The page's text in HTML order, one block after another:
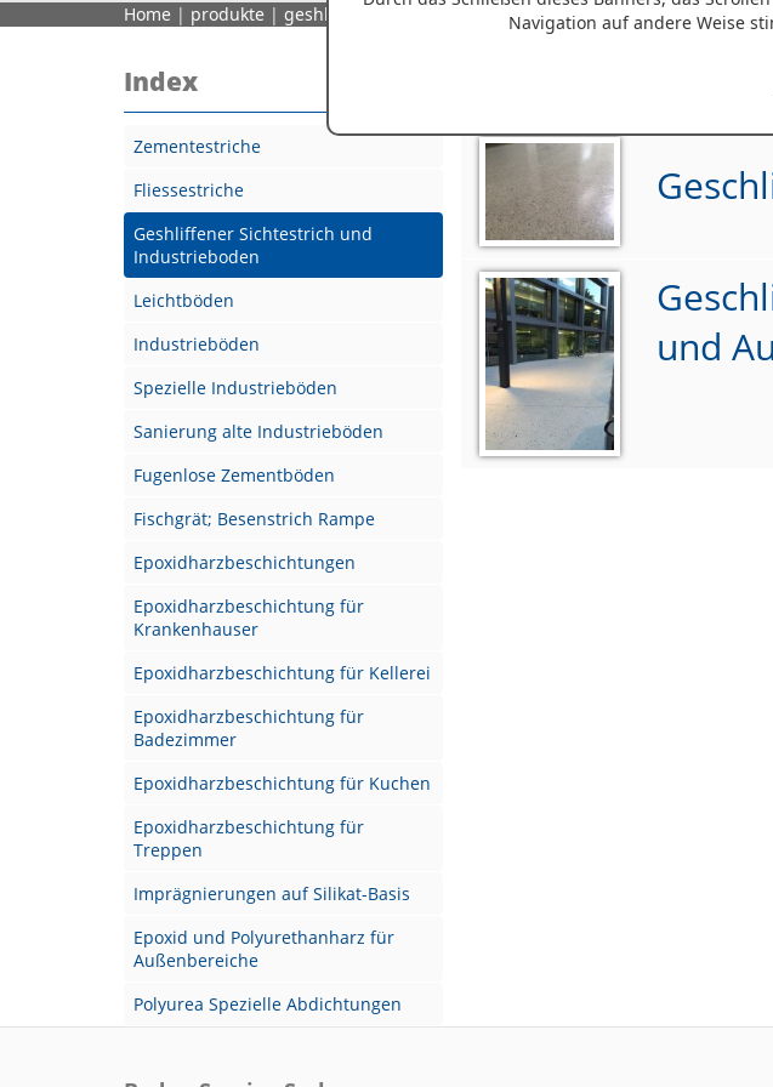
Navigation auf andere Weise
Home | produkte | geshliffener sichtestrich und industrieboden
Index
Zementestriche
Fliessestriche
Geshliffener Sichtestrich und
Industrieboden
Leichtböden
Industrieböden
Spezielle Industrieböden
Sanierung alte Industrieböden
Fugenlose Zementböden
Fischgrät; Besenstrich Rampe
Epoxidharzbeschichtungen
Epoxidharzbeschichtung für
Krankenhauser
Epoxidharzbeschichtung für Kellerei
Epoxidharzbeschichtung für
Badezimmer
Epoxidharzbeschichtung für Kuchen
Epoxidharzbeschichtung für
Treppen
Imprägnierungen auf Silikat-Basis
Epoxid und Polyurethanharz für
Außenbereiche
Polyurea Spezielle Abdichtungen
Produktindex
und